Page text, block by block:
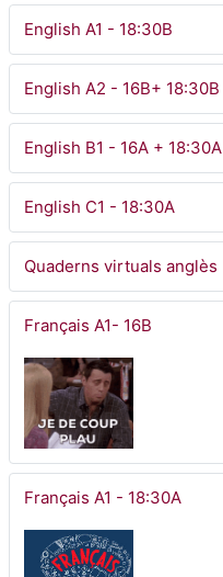
English A1 - 18:30B
English A2 - 16B+ 18:30B
English B1 - 16A + 18:30A
English C1 - 18:30A
Quaderns virtuals anglès
Français A1- 16B
Français A1 - 18:30A